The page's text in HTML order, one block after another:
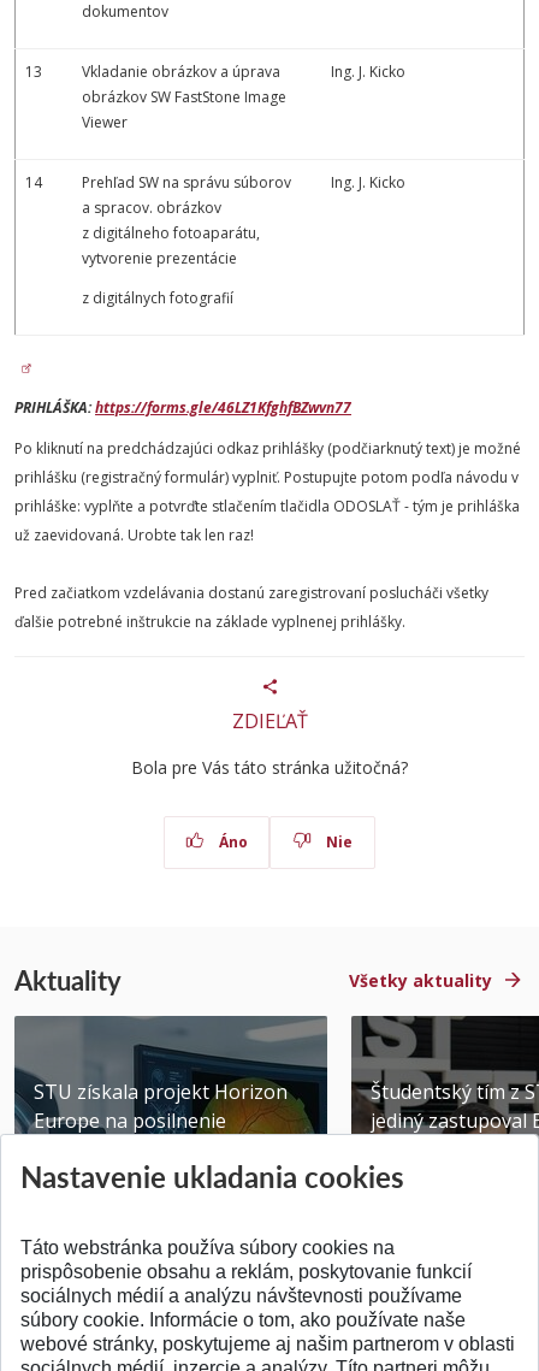
dokumentov
13
Vkladanie obrázkov a úprava
obrázkov SW FastStone Image
Viewer
Ing. J. Kicko
14
Prehľad SW na správu súborov
a spracov. obrázkov
z digitálneho fotoaparátu,
vytvorenie prezentácie
z digitálnych fotografií
Ing. J. Kicko
PRIHLÁŠKA:https://forms.gle/46LZ1KfghfBZwvn77
Po kliknutí na predchádzajúci odkaz prihlášky (podčiarknutý text) je možné
prihlášku (registračný formulár) vyplniť. Postupujte potom podľa návodu v
prihláške: vyplňte a potvrďte stlačením tlačidla ODOSLAŤ - tým je prihláška
už zaevidovaná. Urobte tak len raz!
Pred začiatkom vzdelávania dostanú zaregistrovaní poslucháči všetky
ďalšie potrebné inštrukcie na základe vyplnenej prihlášky.
ZDIEĽAŤ
Bola pre Vás táto stránka užitočná?
Áno Nie
Aktuality Všetky aktuality
STU získala projekt Horizon
Europe na posilnenie
Publikované 31.07.2026
Študentský tím z
jediný zastupoval
Publikované
SPÄŤ NA VRCH
Nastavenie ukladania cookies
Táto webstránka používa súbory cookies na
prispôsobenie obsahu a reklám, poskytovanie funkcií
sociálnych médií a analýzu návštevnosti používame
súbory cookie. Informácie o tom, ako používate naše
webové stránky, poskytujeme aj našim partnerom v oblasti